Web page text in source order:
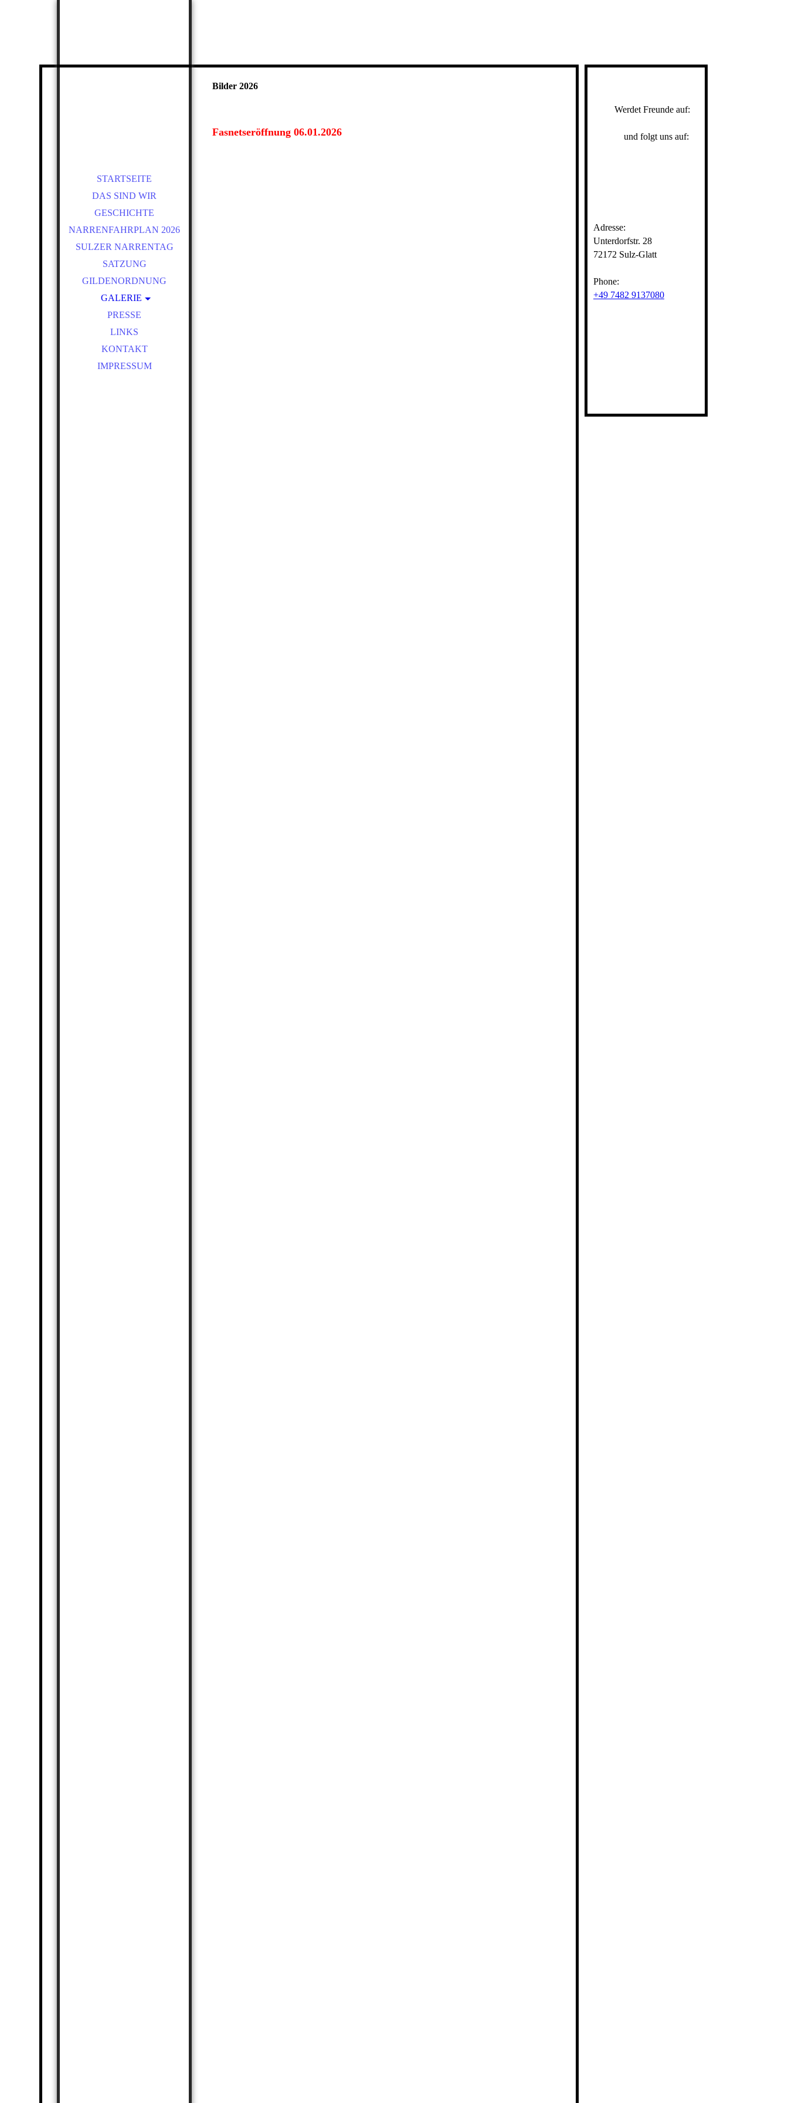
STARTSEITE
DAS SIND WIR
GESCHICHTE
NARRENFAHRPLAN 2026
SULZER NARRENTAG
SATZUNG
GILDENORDNUNG
GALERIE
BILDER 2026
BILDER 2025
BILDER 2024
BILDER 2023
PRESSE
LINKS
KONTAKT
IMPRESSUM
Bilder 2026
Fasnetseröffnung 06.01.2026
Werdet Freunde auf:
und folgt uns auf:
Adresse:
Unterdorfstr. 28
72172 Sulz-Glatt
Phone:
+49 7482 9137080